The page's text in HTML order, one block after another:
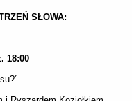
SŁOWA:
18:00